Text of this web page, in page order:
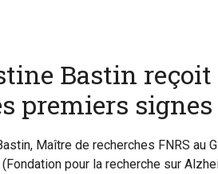
Bastin reçoit
premiers
Maître de recherches FNRS au
pour la recherche sur